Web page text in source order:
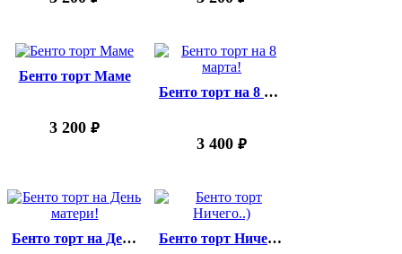
Бенто торт Маме
3 200 руб.
Бенто торт на 8 марта!
3 400 руб.
Бенто торт на День матери! Бенто торт Ничего..)